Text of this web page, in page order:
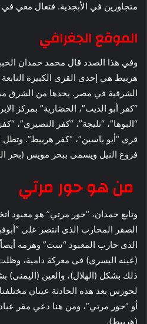
متجاورين في الأبجدية. فتعال معي في
الموقع الجغرافي
وفي هذا الصدد قال محمد حمدان
هربيط هي إحدى القرى الكبيرة
الشرقية في مصر. يحدها من الشرق
“كفر أبو الديب”، الخضارية” بمركز
“البوها”، “تليجة”، “كفر النصيري”،
قرى “أبو ياسين”، “كفر هربيط”.
فروع النيل ويسمى ببحر مويس (بحر
من هو حور مرتي
وتابع حمدان، “حور مرتي” هو معبود
الصقر المحارب الذی انتصر على
الذی حارب المعبود “ست” وهزمه
(عینه الیسرى) فی معرکة دامیة،
ذلك بشکل (الهلال)، والعین
لحورس بعد هذه الحادثة عينان
أو “حور مرتي”، ومن هنا دعي مقر
(هربيط).